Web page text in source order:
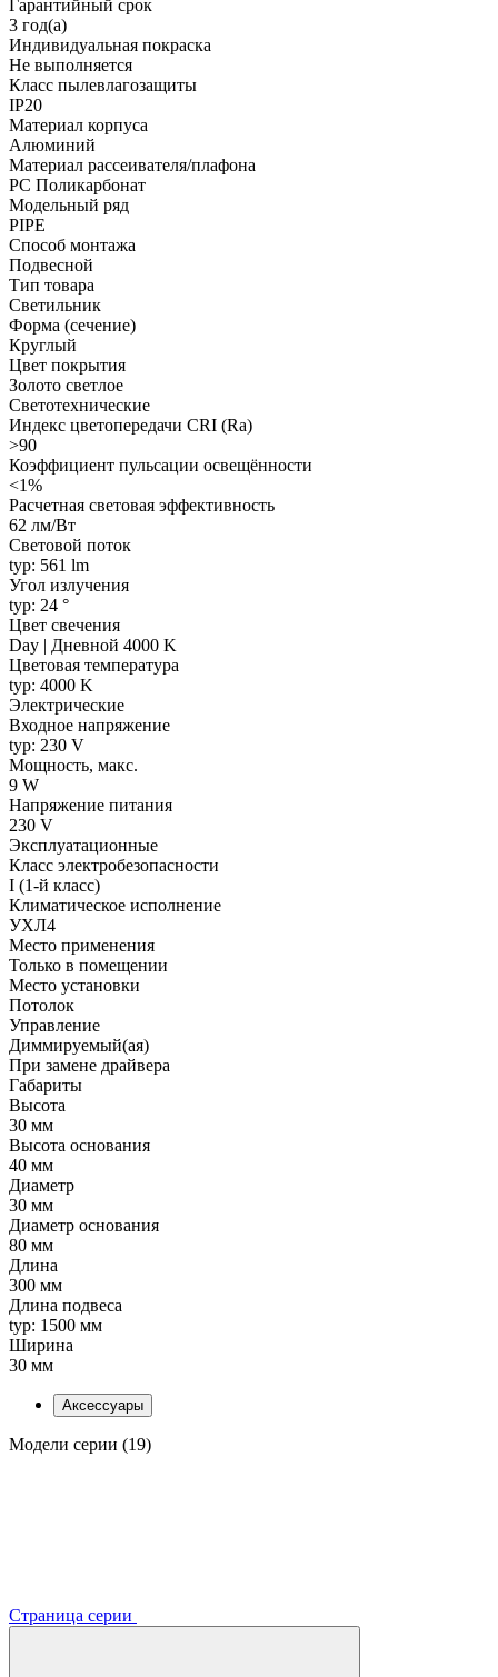
Гарантийный срок
3 год(а)
Индивидуальная покраска
Не выполняется
Класс пылевлагозащиты
IP20
Материал корпуса
Алюминий
Материал рассеивателя/плафона
PC Поликарбонат
Модельный ряд
PIPE
Способ монтажа
Подвесной
Тип товара
Светильник
Форма (сечение)
Круглый
Цвет покрытия
Золото светлое
Светотехнические
Индекс цветопередачи CRI (Ra)
>90
Коэффициент пульсации освещённости
<1%
Расчетная световая эффективность
62 лм/Вт
Световой поток
typ: 561 lm
Угол излучения
typ: 24 °
Цвет свечения
Day | Дневной 4000 K
Цветовая температура
typ: 4000 K
Электрические
Входное напряжение
typ: 230 V
Мощность, макс.
9 W
Напряжение питания
230 V
Эксплуатационные
Класс электробезопасности
I (1-й класс)
Климатическое исполнение
УХЛ4
Место применения
Только в помещении
Место установки
Потолок
Управление
Диммируемый(ая)
При замене драйвера
Габариты
Высота
30 мм
Высота основания
40 мм
Диаметр
30 мм
Диаметр основания
80 мм
Длина
300 мм
Длина подвеса
typ: 1500 мм
Ширина
30 мм
Аксессуары
Модели серии (19)
Страница серии